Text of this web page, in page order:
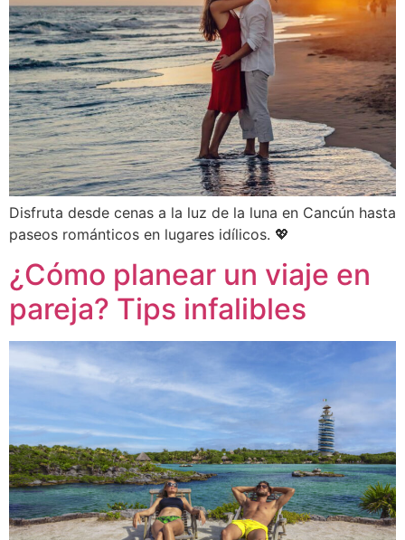
Disfruta desde cenas a la luz de la luna en Cancún hasta
paseos románticos en lugares idílicos. 💖
¿Cómo planear un viaje en
pareja? Tips infalibles